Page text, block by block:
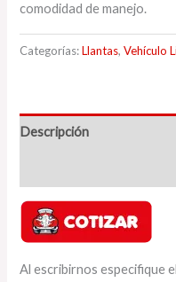
comodidad de manejo.
Categorías:Llantas,Vehículo
Descripción
Al escribirnos especifique